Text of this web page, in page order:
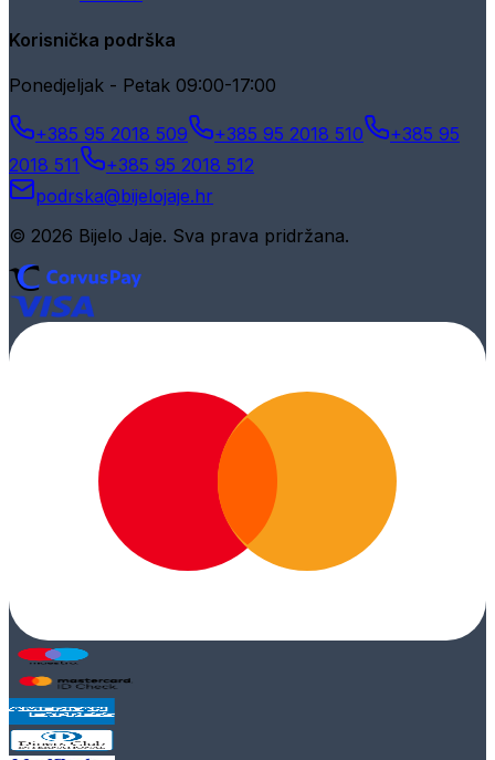
Korisnička podrška
Ponedjeljak - Petak 09:00-17:00
+385 95 2018 509 +385 95 2018 510
+385 95
2018 511
+385 95 2018 512
podrska@bijelojaje.hr
© 2026 Bijelo Jaje. Sva prava pridržana.